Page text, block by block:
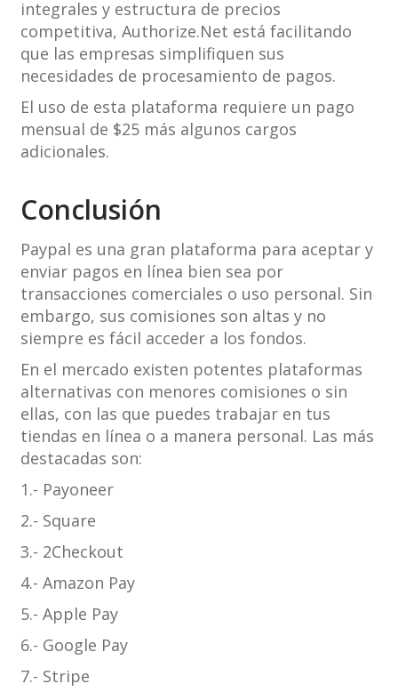
integrales y estructura de precios
competitiva, Authorize.Net está facilitando
que las empresas simplifiquen sus
necesidades de procesamiento de pagos.
El uso de esta plataforma requiere un pago
mensual de $25 más algunos cargos
adicionales.
Conclusión
Paypal es una gran plataforma para aceptar y
enviar pagos en línea bien sea por
transacciones comerciales o uso personal. Sin
embargo, sus comisiones son altas y no
siempre es fácil acceder a los fondos.
En el mercado existen potentes plataformas
alternativas con menores comisiones o sin
ellas, con las que puedes trabajar en tus
tiendas en línea o a manera personal. Las más
destacadas son:
1.- Payoneer
2.- Square
3.- 2Checkout
4.- Amazon Pay
5.- Apple Pay
6.- Google Pay
7.- Stripe